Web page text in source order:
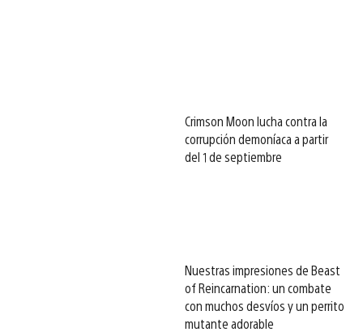
Crimson Moon lucha contra la
corrupción demoníaca a partir
del 1 de septiembre
Nuestras impresiones de Beast
of Reincarnation: un combate
con muchos desvíos y un perrito
mutante adorable